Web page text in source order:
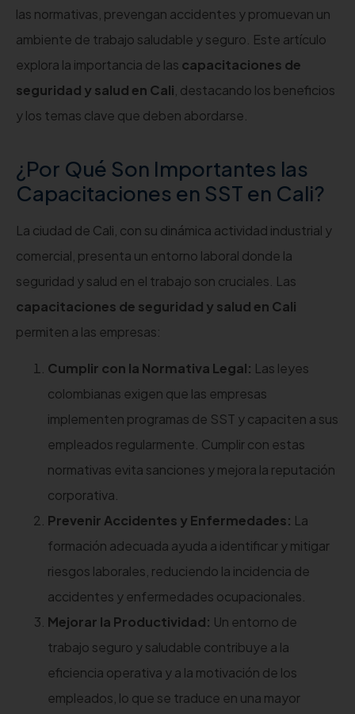
las normativas, prevengan accidentes y promuevan un
ambiente de trabajo saludable y seguro. Este artículo
explora la importancia de las capacitaciones de
seguridad y salud en Cali , destacando los beneficios
y los temas clave que deben abordarse.
¿Por Qué Son Importantes las
Capacitaciones en SST en Cali?
La ciudad de Cali, con su dinámica actividad industrial y
comercial, presenta un entorno laboral donde la
seguridad y salud en el trabajo son cruciales. Las
capacitaciones de seguridad y salud en Cali
permiten a las empresas:
Cumplir con la Normativa Legal: Las leyes
colombianas exigen que las empresas
implementen programas de SST y capaciten a sus
empleados regularmente. Cumplir con estas
normativas evita sanciones y mejora la reputación
corporativa.
Prevenir Accidentes y Enfermedades: La
formación adecuada ayuda a identificar y mitigar
riesgos laborales, reduciendo la incidencia de
accidentes y enfermedades ocupacionales.
Mejorar la Productividad: Un entorno de
trabajo seguro y saludable contribuye a la
eficiencia operativa y a la motivación de los
empleados, lo que se traduce en una mayor